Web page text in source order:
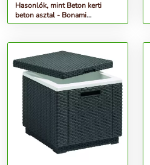
Hasonlók, mint Beton kerti
beton asztal - Bonami
Essentials